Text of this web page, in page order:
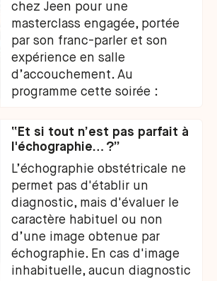
chez Jeen pour une
masterclass engagée, portée
par son franc-parler et son
expérience en salle
d’accouchement. Au
programme cette soirée :
de l’accouchement ; revue des
lieux et “façons” d’accoucher
autour des projets de
naissance… et de tout ce qu’on
ne dit pas assez autour de ce
moment clé. Voici ce qu’on en
retient. Liste non exhaustive.
“Et si tout n’est pas parfait à
l'échographie… ?”
L’échographie obstétricale ne
permet pas d'établir un
diagnostic, mais d'évaluer le
caractère habituel ou non
d’une image obtenue par
échographie. En cas d'image
inhabituelle, aucun diagnostic